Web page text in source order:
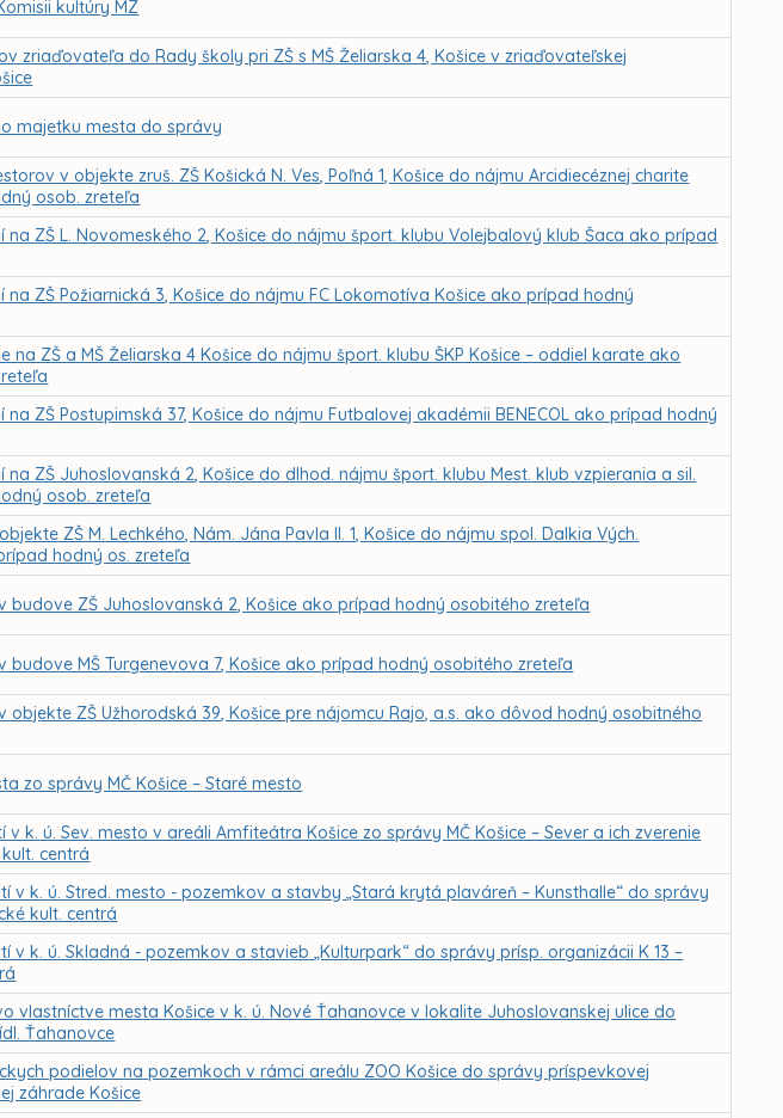
kultúry MZ
zriaďovateľa do Rady školy pri ZŠ s MŠ Želiarska 4, Košice v zriaďovateľskej
majetku mesta do správy
v objekte zruš. ZŠ Košická N. Ves, Poľná 1, Košice do nájmu Arcidiecéznej charite
osob. zreteľa
na ZŠ L. Novomeského 2, Košice do nájmu šport. klubu Volejbalový klub Šaca ako prípad
na ZŠ Požiarnická 3, Košice do nájmu FC Lokomotíva Košice ako prípad hodný
na ZŠ a MŠ Želiarska 4 Košice do nájmu šport. klubu ŠKP Košice – oddiel karate ako
na ZŠ Postupimská 37, Košice do nájmu Futbalovej akadémii BENECOL ako prípad hodný
na ZŠ Juhoslovanská 2, Košice do dlhod. nájmu šport. klubu Mest. klub vzpierania a sil.
osob. zreteľa
ZŠ M. Lechkého, Nám. Jána Pavla II. 1, Košice do nájmu spol. Dalkia Vých.
hodný os. zreteľa
budove ZŠ Juhoslovanská 2, Košice ako prípad hodný osobitého zreteľa
budove MŠ Turgenevova 7, Košice ako prípad hodný osobitého zreteľa
objekte ZŠ Užhorodská 39, Košice pre nájomcu Rajo, a.s. ako dôvod hodný osobitného
zo správy MČ Košice – Staré mesto
v k. ú. Sev. mesto v areáli Amfiteátra Košice zo správy MČ Košice – Sever a ich zverenie
centrá
v k. ú. Stred. mesto - pozemkov a stavby „Stará krytá plaváreň – Kunsthalle“ do správy
kult. centrá
v k. ú. Skladná - pozemkov a stavieb „Kulturpark“ do správy prísp. organizácii K 13 –
vlastníctve mesta Košice v k. ú. Nové Ťahanovce v lokalite Juhoslovanskej ulice do
Ťahanovce
podielov na pozemkoch v rámci areálu ZOO Košice do správy príspevkovej
záhrade Košice